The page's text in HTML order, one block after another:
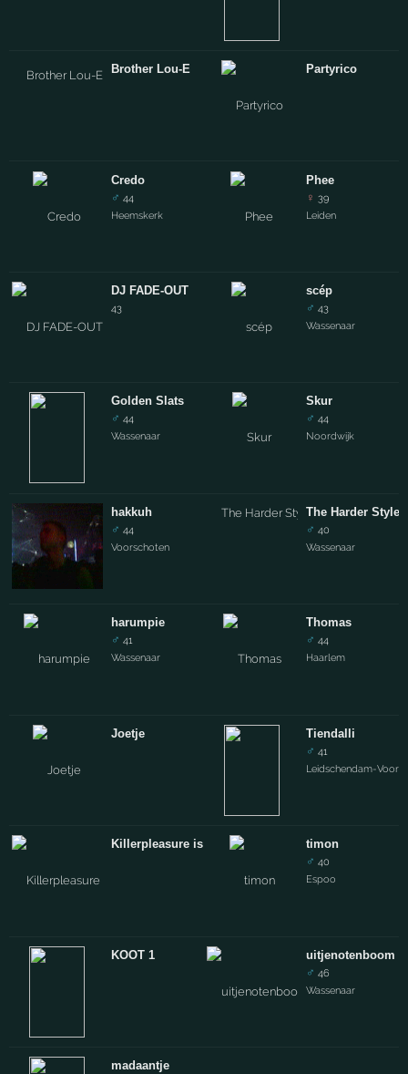
Brother Lou-E
Credo
♂ 44
Heemskerk
DJ FADE-OUT
43
Golden Slats
♂ 44
Wassenaar
hakkuh
♂ 44
Voorschoten
harumpie
♂ 41
Wassenaar
Joetje
Killerpleasure is back
KOOT 1
madaantje
Partyrico
Phee
♀ 39
Leiden
scép
♂ 43
Wassenaar
Skur
♂ 44
Noordwijk
The Harder
♂ 40
Wassenaar
Thomas
♂ 44
Haarlem
Tiendalli
♂ 41
Leidschendam-
timon
♂ 40
Espoo
uitjenotenboom
♂ 46
Wassenaar